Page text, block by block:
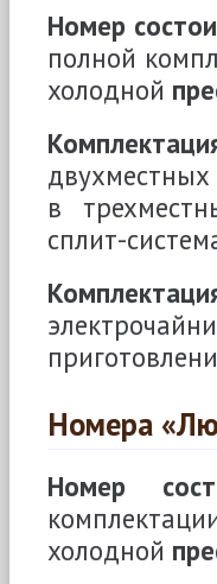
Номер
полной
холодной
в
сплит-
Номера
Номер
холодной